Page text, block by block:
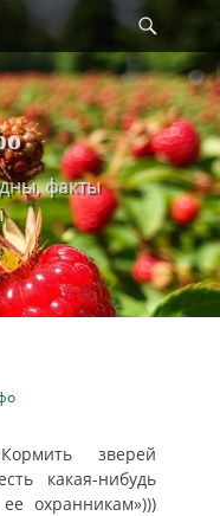
факты
зверей
какая-нибудь
охранникам»)))